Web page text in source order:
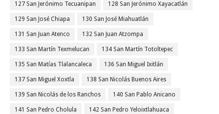
127 San Jerónimo Tecuanipan 128 San Jerónimo Xayacatlán
129 San José Chiapa 130 San José Miahuatlán
131 San Juan Atenco 132 San Juan Atzompa
133 San Martín Texmelucan 134 San Martín Totoltepec
135 San Matías Tlalancaleca 136 San Miguel Ixitlán
137 San Miguel Xoxtla 138 San Nicolás Buenos Aires
139 San Nicolás de los Ranchos 140 San Pablo Anicano
141 San Pedro Cholula 142 San Pedro Yeloixtlahuaca